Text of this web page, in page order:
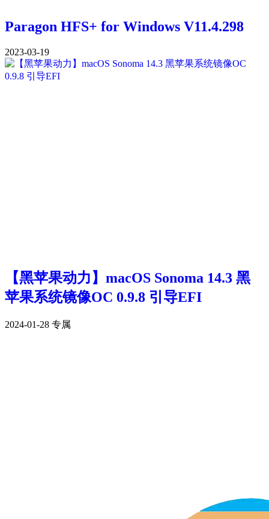
Paragon HFS+ for Windows V11.4.298
2023-03-19
【黑苹果动力】macOS Sonoma 14.3 黑
苹果系统镜像OC 0.9.8 引导EFI
2024-01-28 专属